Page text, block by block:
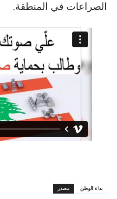
الصراعات في المنطقة.
مصدر نداء الوطن